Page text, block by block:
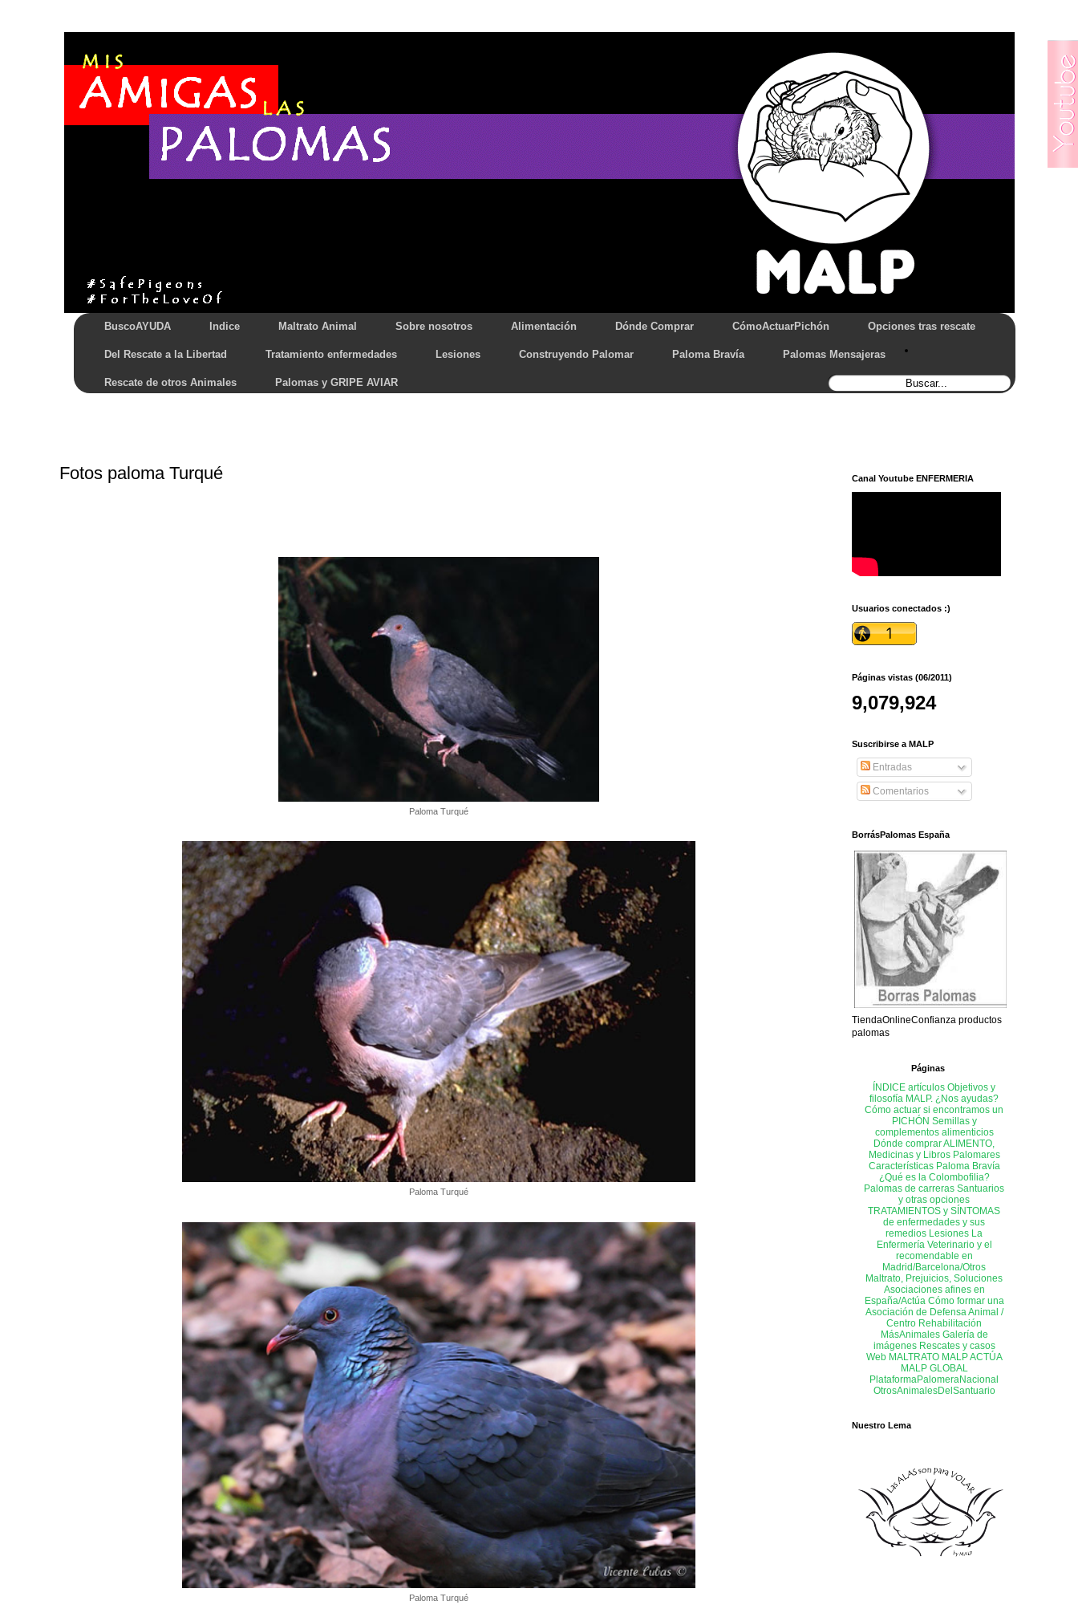
BuscoAYUDA Indice Maltrato Animal Sobre nosotros Alimentación Dónde Comprar CómoActuarPichón Opciones tras rescate
Del Rescate a la Libertad Tratamiento enfermedades Lesiones Construyendo Palomar Paloma Bravía Palomas Mensajeras
Rescate de otros Animales Palomas y GRIPE AVIAR
Fotos paloma Turqué
Paloma Turqué
Paloma Turqué
Paloma Turqué
Canal Youtube ENFERMERIA
Usuarios conectados :)
Páginas vistas (06/2011)
9,079,924
Suscribirse a MALP
Entradas
Comentarios
BorrásPalomas España
TiendaOnlineConfianza productos
palomas
Páginas
ÍNDICE artículos Objetivos y
filosofía MALP. ¿Nos ayudas?
Cómo actuar si encontramos un
PICHÓN Semillas y
complementos alimenticios
Dónde comprar ALIMENTO,
Medicinas y Libros Palomares
Características Paloma Bravía
¿Qué es la Colombofilia?
Palomas de carreras Santuarios
y otras opciones
TRATAMIENTOS y SÍNTOMAS
de enfermedades y sus
remedios Lesiones La
Enfermería Veterinario y el
recomendable en
Madrid/Barcelona/Otros
Maltrato, Prejuicios, Soluciones
Asociaciones afines en
España/Actúa Cómo formar una
Asociación de Defensa Animal /
Centro Rehabilitación
MásAnimales Galería de
imágenes Rescates y casos
Web MALTRATO MALP ACTÚA
MALP GLOBAL
PlataformaPalomeraNacional
OtrosAnimalesDelSantuario
Nuestro Lema